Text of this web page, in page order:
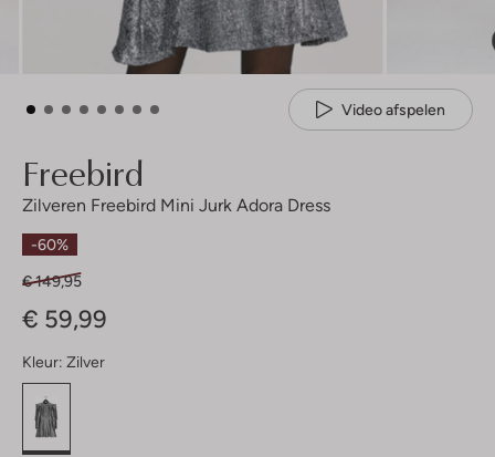
Video afspelen
Freebird
Zilveren Freebird Mini Jurk Adora Dress
-60%
€ 149,95
€ 59,99
Kleur: Zilver